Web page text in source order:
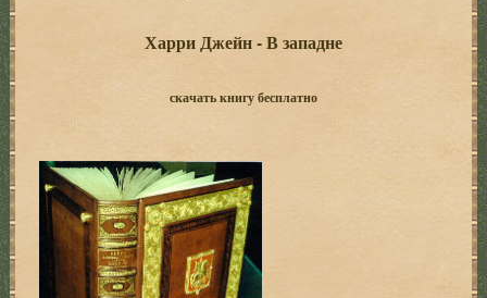
Харри Джейн - В западне
скачать книгу бесплатно